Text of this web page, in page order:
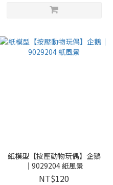
紙模型【按壓動物玩偶】企鵝
｜9029204 紙風景
NT$120